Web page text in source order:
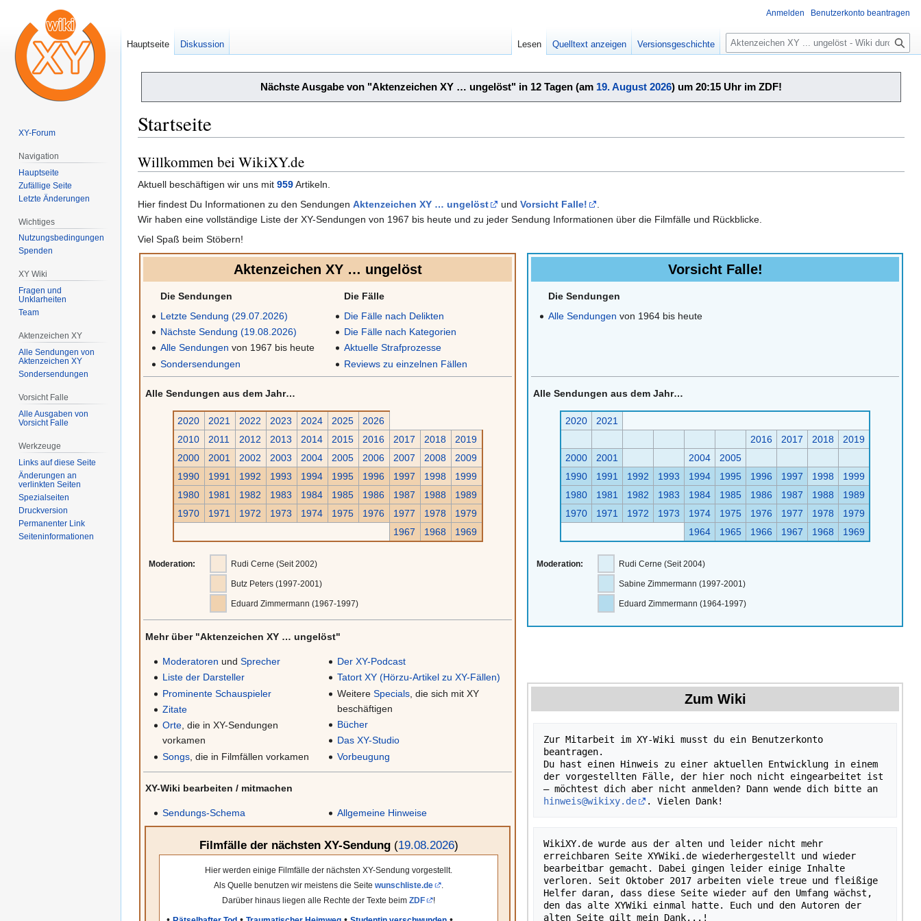
Nächste Ausgabe von "Aktenzeichen XY … ungelöst" in 12 Tagen (am 19. August 2026) um 20:15 Uhr im ZDF!
Startseite
Zur
Navigation
springen
Zur
Suche
springen
Willkommen bei WikiXY.de
Aktuell beschäftigen wir uns mit 959Artikeln.
Hier findest Du Informationen zu den Sendungen Aktenzeichen XY … ungelöst und Vorsicht Falle!
Wir haben eine vollständige Liste der XY-Sendungen von 1967 bis heute und zu jeder Sendung Informationen über die Filmfälle und Rückblicke.
Viel Spaß beim Stöbern!
Aktenzeichen XY … ungelöst
Die Sendungen
Letzte Sendung (29.07.2026)
Nächste Sendung (19.08.2026)
Alle Sendungen von 1967 bis heute
Sondersendungen
Die Fälle
Die Fälle nach Delikten
Die Fälle nach Kategorien
Aktuelle Strafprozesse
Reviews zu einzelnen Fällen
Alle Sendungen aus dem Jahr…
2020 2021 2022 2023 2024 2025
2026
2010
2011 2012 2013 2014 2015 2016 2017 2018
2019
2000
2001 2002 2003 2004 2005 2006 2007 2008
2009
1990
1991 1992 1993 1994 1995 1996 1997 1998
1999
1980
1981 1982 1983 1984 1985 1986 1987 1988
1989
1970
1971 1972 1973 1974 1975 1976 1977 1978
1979
1967
1968 1969
Moderation: Rudi Cerne (Seit 2002)
Butz Peters (1997-2001)
Eduard Zimmermann (1967-1997)
Mehr über "Aktenzeichen XY … ungelöst"
Moderatoren undSprecher
Liste der Darsteller
Prominente Schauspieler
Zitate
Orte, die in XY-Sendungen
vorkamen
Songs , die in Filmfällen vorkamen
Der XY-Podcast
Tatort XY (Hörzu-Artikel zu XY-Fällen)
WeitereSpecials , die sich mit XY
beschäftigen
Bücher
Das XY-Studio
Vorbeugung
XY-Wiki bearbeiten / mitmachen
Sendungs-Schema Allgemeine Hinweise
Filmfälle der nächsten XY-Sendung(19.08.2026)
Hier werden einige Filmfälle der nächsten XY-Sendung vorgestellt.
Als Quelle benutzen wir meistens die Seitewunschliste.de
.
Darüber hinaus liegen alle Rechte der Texte beimZDF !
Vorsicht Falle!
Die Sendungen
Alle Sendungen von 1964 bis heute
Alle Sendungen aus dem Jahr…
2020
2021
2016
2017 2018
2019
2000
2001 2004
2005
1990
1991 1992 1993 1994 1995 1996 1997 1998
1999
1980
1981 1982 1983 1984 1985 1986 1987 1988
1989
1970
1971 1972 1973 1974 1975 1976 1977 1978
1979
1964
1965 1966 1967 1968 1969
Moderation: Rudi Cerne (Seit 2004)
Sabine Zimmermann (1997-2001)
Eduard Zimmermann (1964-1997)
Zum Wiki
Zur Mitarbeit im XY-Wiki musst du ein Benutzerkonto
beantragen.
Du hast einen Hinweis zu einer aktuellen Entwicklung in einem
der vorgestellten Fälle, der hier noch nicht eingearbeitet ist
hinweis@wikixy.de
WikiXY.de wurde aus der alten und leider nicht mehr
erreichbaren Seite XYWiki.de wiederhergestellt und wieder
bearbeitbar gemacht. Dabei gingen leider einige Inhalte
verloren. Seit Oktober 2017 arbeiten viele treue und fleißige
Helfer daran, dass diese Seite wieder auf den Umfang wächst,
den das alte XYWiki einmal hatte. Euch und den Autoren der
Anmelden Benutzerkonto beantragen
Hauptseite Diskussion Lesen Quelltext anzeigen Versionsgeschichte
Suche
XY-Forum
Navigation
Hauptseite
Zufällige Seite
Letzte Änderungen
Wichtiges
Nutzungsbedingungen
Spenden
XY Wiki
Fragen und
Unklarheiten
Team
Aktenzeichen XY
Alle Sendungen von
Aktenzeichen XY
Sondersendungen
Vorsicht Falle
Alle Ausgaben von
Vorsicht Falle
Werkzeuge
Links auf diese Seite
Änderungen an
verlinkten Seiten
Spezialseiten
Druckversion
Permanenter Link
Seiten­­informationen